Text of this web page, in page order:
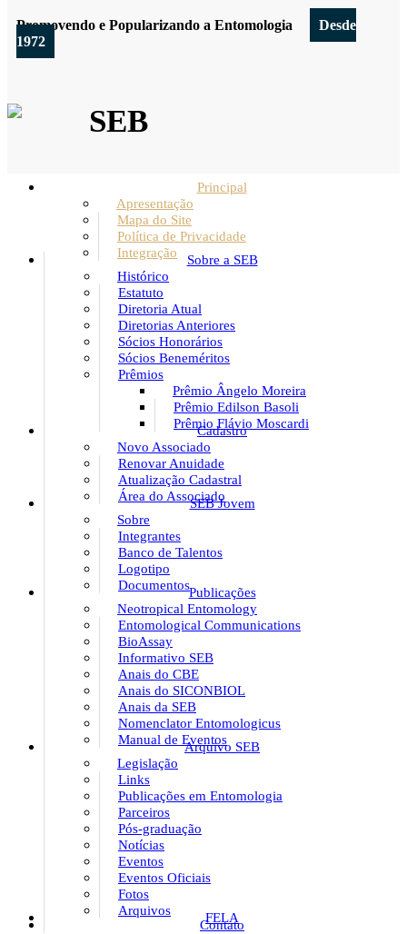
Promovendo e Popularizando a Entomologia
Desde
1972
SEB
Principal
Apresentação
Mapa do Site
Política de Privacidade
Integração
Sobre a SEB
Histórico
Estatuto
Diretoria Atual
Diretorias Anteriores
Sócios Honorários
Sócios Beneméritos
Prêmios
Prêmio Ângelo Moreira
Prêmio Edilson Basoli
Prêmio Flávio Moscardi
Cadastro
Novo Associado
Renovar Anuidade
Atualização Cadastral
Área do Associado
SEB Jovem
Sobre
Integrantes
Banco de Talentos
Logotipo
DocumentosPublicações
Neotropical Entomology
Entomological Communications
BioAssay
Informativo SEB
Anais do CBE
Anais do SICONBIOL
Anais da SEB
Nomenclator Entomologicus
Manual de Eventos
Arquivo SEB
Legislação
Links
Publicações em Entomologia
Parceiros
Pós-graduação
Notícias
Eventos
Eventos Oficiais
Fotos
Arquivos
FELA
Contato